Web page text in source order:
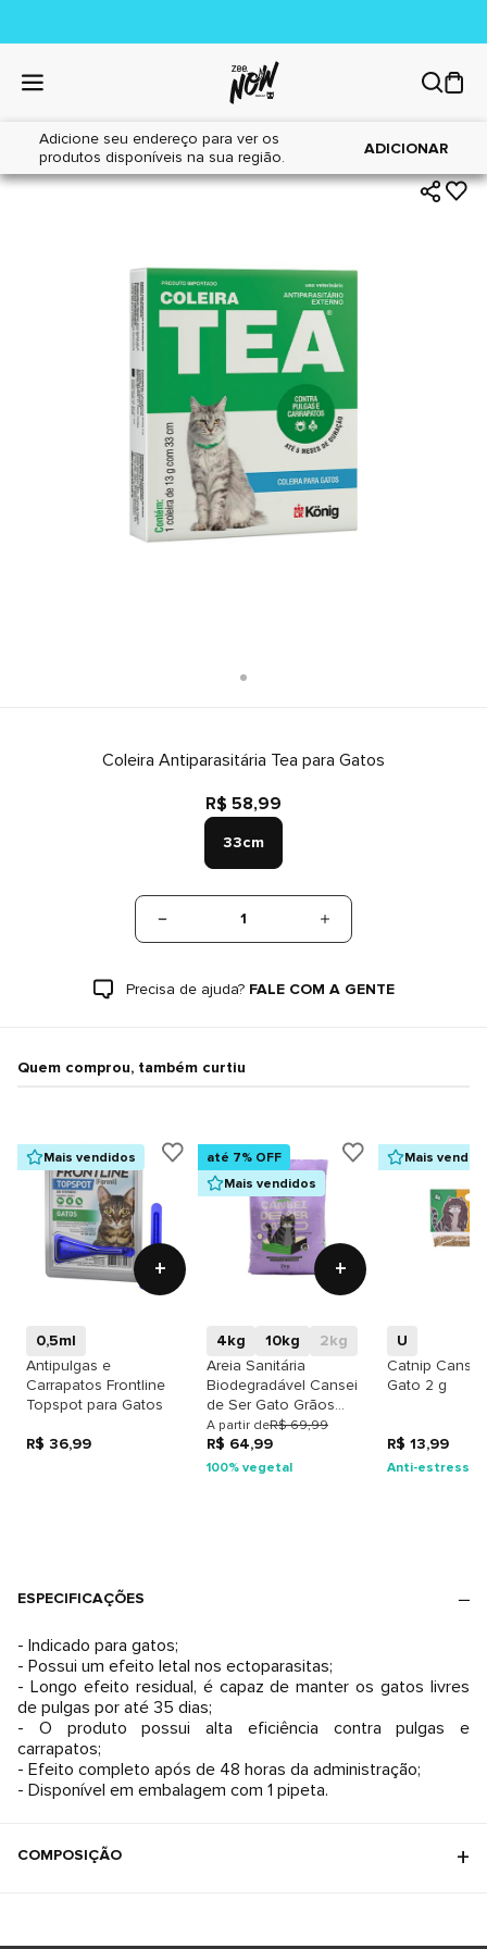
Adicione seu endereço para ver os
produtos disponíveis na sua região.
ADICIONAR
Home|Gatos|Farmácia
Coleira Antiparasitária Tea para Gatos
R$ 58,99
33cm
1
Precisa de ajuda? FALE COM A GENTE
Quem comprou, também curtiu
Mais vendidos
+
0,5ml
Antipulgas e
Carrapatos Frontline
Topspot para Gatos
R$ 36,99
até 7% OFF
Mais vendidos
+
4kg 10kg
2kg
Areia Sanitária
Biodegradável Cansei
de Ser Gato Grãos
Médios
A partir deR$ 69,99
R$ 64,99
100% vegetal
Mais
U
Catnip
Gato 2 g
R$ 13,99
Anti-estresse
ESPECIFICAÇÕES
- Indicado para gatos;
- Possui um efeito letal nos ectoparasitas;
- Longo efeito residual, é capaz de manter os gatos livres
de pulgas por até 35 dias;
- O produto possui alta eficiência contra pulgas e
carrapatos;
- Efeito completo após de 48 horas da administração;
- Disponível em embalagem com 1 pipeta.
COMPOSIÇÃO